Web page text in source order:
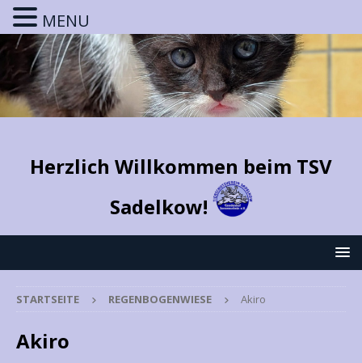
Herzlich Willkommen beim TSV
Sadelkow!
STARTSEITE REGENBOGENWIESE Akiro
Akiro
MENU